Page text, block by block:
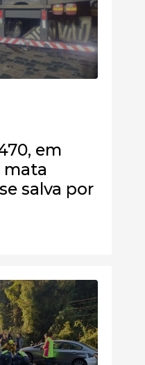
em
mata
salva por